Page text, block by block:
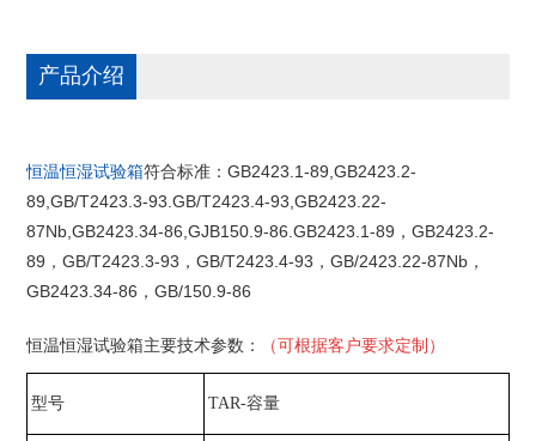
产品介绍
恒温恒湿试验箱符合标准：GB2423.1-89,GB2423.2-
89,GB/T2423.3-93.GB/T2423.4-93,GB2423.22-
87Nb,GB2423.34-86,GJB150.9-86.GB2423.1-89，GB2423.2-
89，GB/T2423.3-93，GB/T2423.4-93，GB/2423.22-87Nb，
GB2423.34-86，GB/150.9-86
恒温恒湿试验箱主要技术参数： （可根据客户要求定制）
型号 TAR-容量